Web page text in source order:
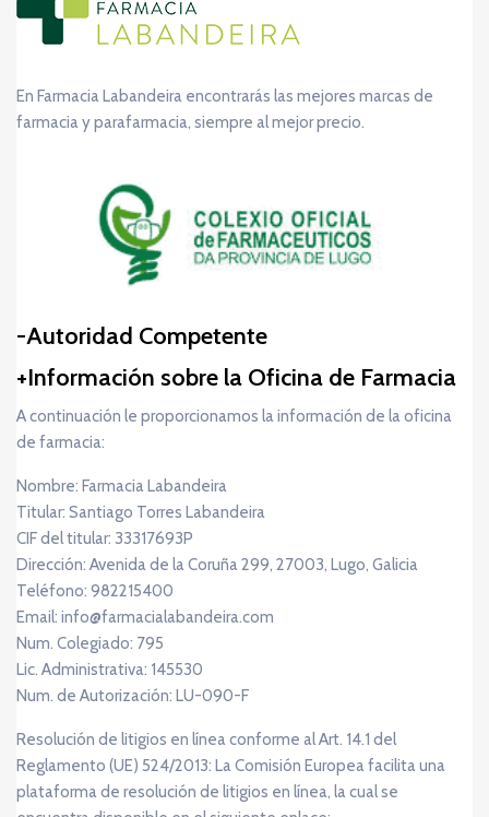
En Farmacia Labandeira encontrarás las mejores marcas de
farmacia y parafarmacia, siempre al mejor precio.
Autoridad Competente
Información sobre la Oficina de Farmacia
A continuación le proporcionamos la información de la oficina
de farmacia:
Nombre: Farmacia Labandeira
Titular: Santiago Torres Labandeira
CIF del titular: 33317693P
Dirección: Avenida de la Coruña 299, 27003, Lugo, Galicia
Teléfono: 982215400
Email: info@farmacialabandeira.com
Num. Colegiado: 795
Lic. Administrativa: 145530
Num. de Autorización: LU-090-F
Resolución de litigios en línea conforme al Art. 14.1 del
Reglamento (UE) 524/2013: La Comisión Europea facilita una
plataforma de resolución de litigios en línea, la cual se